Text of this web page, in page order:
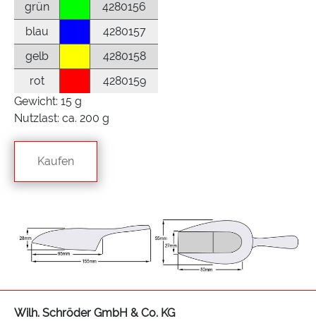
grün
4280156
blau
4280157
gelb
4280158
rot
4280159
Gewicht: 15 g
Nutzlast: ca. 200 g
Kaufen
Wilh. Schröder GmbH & Co. KG